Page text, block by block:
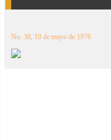
No. 38, 10 de mayo de 1976